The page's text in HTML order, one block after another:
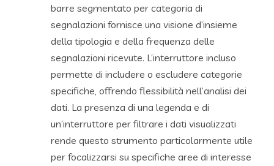
barre segmentato per categoria di
segnalazioni fornisce una visione d’insieme
della tipologia e della frequenza delle
segnalazioni ricevute. L’interruttore incluso
permette di includere o escludere categorie
specifiche, offrendo flessibilità nell’analisi dei
dati. La presenza di una legenda e di
un’interruttore per filtrare i dati visualizzati
rende questo strumento particolarmente utile
per focalizzarsi su specifiche aree di interesse